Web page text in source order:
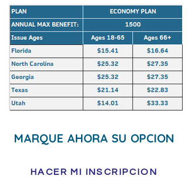
MARQUE AHORA SU OPCION
HACER MI INSCRIPCION